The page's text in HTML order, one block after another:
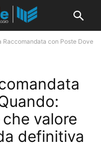
Raccomandata con Poste Dove
valore
definitiva